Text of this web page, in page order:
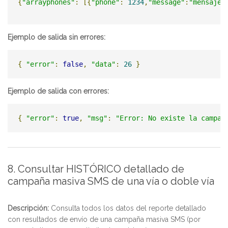
{ "arrayphones" : [{ "phone" : 1234, "message" : "mensaje
Ejemplo de salida sin errores:
{ "error" : false, "data" : 26 }
Ejemplo de salida con errores:
{ "error" : true, "msg" : "Error: No existe la
8. Consultar HISTÓRICO detallado de
campaña masiva SMS de una vía o doble vía
Descripción: Consulta todos los datos del reporte detallado
con resultados de envío de una campaña masiva SMS (por